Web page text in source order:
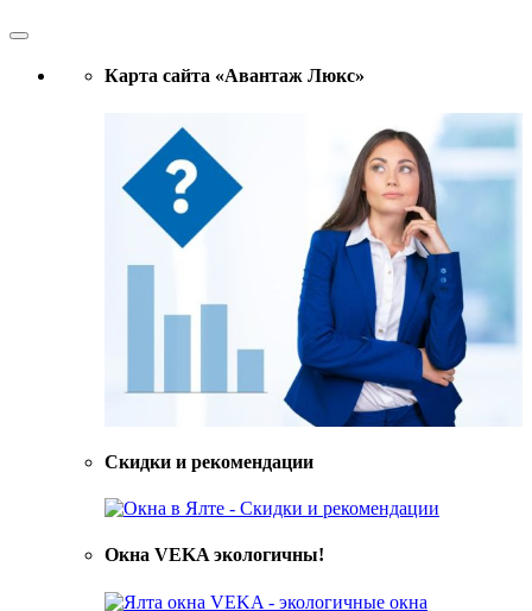
Карта сайта «Авантаж Люкс»
Скидки и рекомендации
Окна VEKA экологичны!